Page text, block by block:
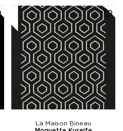
La Maison Bineau